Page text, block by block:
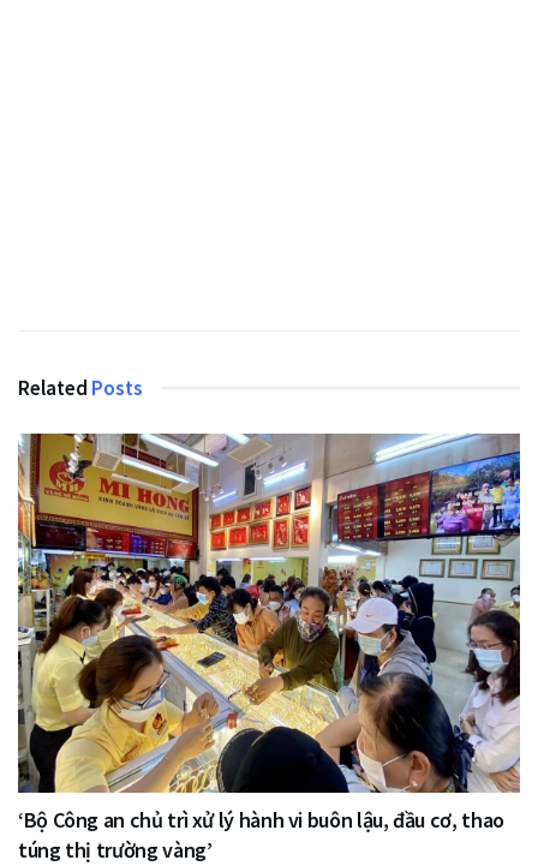
Related Posts
‘Bộ Công an chủ trì xử lý hành vi buôn lậu, đầu cơ, thao
túng thị trường vàng’